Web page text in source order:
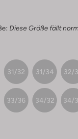
Diese Größe fällt
31/32 31/34 32/
33/36 34/32 34/